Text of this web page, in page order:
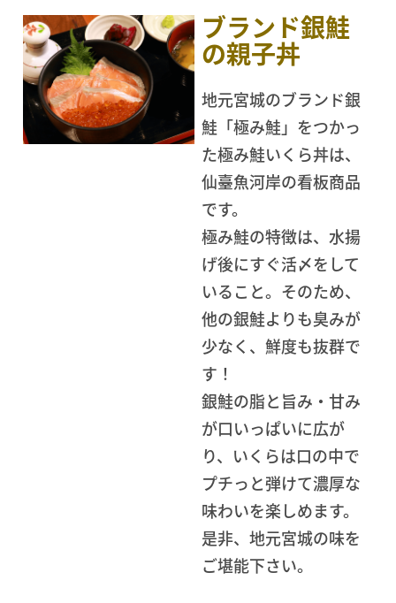
ブランド銀鮭
の親子丼
地元宮城のブランド銀
鮭「極み鮭」をつかっ
た極み鮭いくら丼は、
仙臺魚河岸の看板商品
です。
極み鮭の特徴は、水揚
げ後にすぐ活〆をして
いること。そのため、
他の銀鮭よりも臭みが
少なく、鮮度も抜群で
す！
銀鮭の脂と旨み・甘み
が口いっぱいに広が
り、いくらは口の中で
プチっと弾けて濃厚な
味わいを楽しめます。
是非、地元宮城の味を
ご堪能下さい。